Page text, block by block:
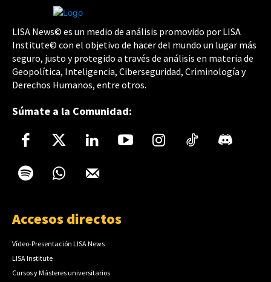
LISA News© es un medio de análisis promovido por LISA
Institute© con el objetivo de hacer del mundo un lugar más
seguro, justo y protegido a través de análisis en materia de
Geopolítica, Inteligencia, Ciberseguridad, Criminología y
Derechos Humanos, entre otros.
Súmate a la Comunidad:
Accesos directos
Vídeo-Presentación LISA News
LISA Institute
Cursos y Másteres universitarios